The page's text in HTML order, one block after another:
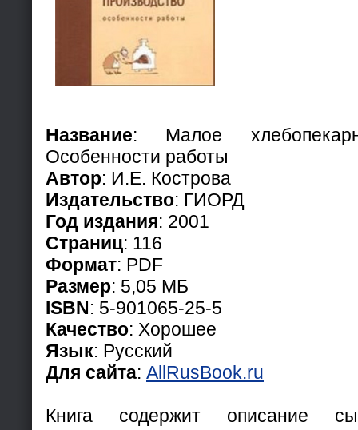
Название: Малое
Особенности работы
Автор: И.Е. Кострова
Издательство: ГИОРД
Год издания: 2001
Страниц: 116
Формат: PDF
Размер: 5,05 МБ
ISBN: 5-901065-25-5
Качество: Хорошее
Язык: Русский
Для сайта: AllRusBook.ru
Книга содержит описание